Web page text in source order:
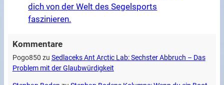
dich von der Welt des Segelsports
faszinieren.
Kommentare
Pogo850 zu Sedlaceks Ant Arctic Lab: Sechster Abbruch – Das
Problem mit der Glaubwürdigkeit